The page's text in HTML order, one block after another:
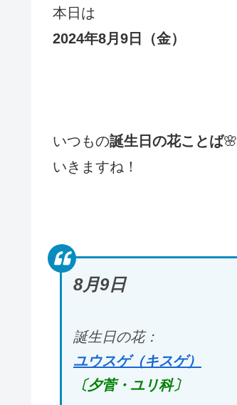
本日は
2024年8月9日（金）
いつもの誕生日の花ことば🌸
いきますね！
8月9日
誕生日の花：
ユウスゲ（キスゲ）
〔夕菅・ユリ科〕